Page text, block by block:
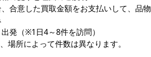
合意した買取金額をお支払いして、品
発（※1日4～8件を訪問）
場所によって件数は異なります。